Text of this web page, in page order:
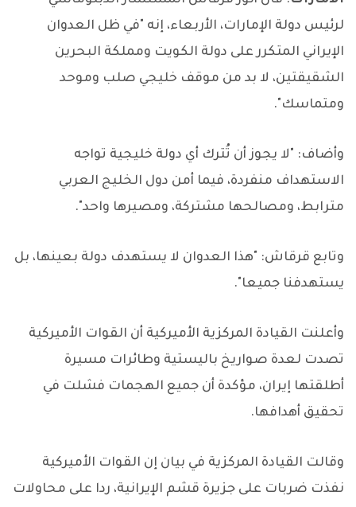
لرئيس دولة الإمارات، الأربعاء، إنه "في ظل العدوان
الإيراني المتكرر على دولة الكويت ومملكة البحرين
الشقيقتين، لا بد من موقف خليجي صلب وموحد
ومتماسك".
وأضاف: "لا يجوز أن تُترك أي دولة خليجية تواجه
الاستهداف منفردة، فيما أمن دول الخليج العربي
مترابط، ومصالحها مشتركة، ومصيرها واحد".
وتابع قرقاش: "هذا العدوان لا يستهدف دولة بعينها، بل
يستهدفنا جميعا".
وأعلنت القيادة المركزية الأميركية أن القوات الأميركية
تصدت لعدة صواريخ باليستية وطائرات مسيرة
أطلقتها إيران، مؤكدة أن جميع الهجمات فشلت في
تحقيق أهدافها.
وقالت القيادة المركزية في بيان إن القوات الأميركية
نفذت ضربات على جزيرة قشم الإيرانية، ردا على محاولات